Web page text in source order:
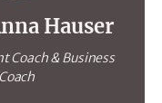
Hauser
Coach & Business
Coach